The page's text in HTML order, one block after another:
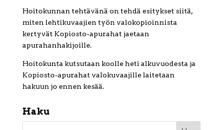
Hoitokunnan tehtävänä on tehdä esitykset siitä,
miten lehtikuvaajien työn valokopioinnista
kertyvät Kopiosto-apurahat jaetaan
apurahanhakijoille.
Hoitokunta kutsutaan koolle heti alkuvuodesta ja
Kopiosto-apurahat valokuvaajille laitetaan
hakuun jo ennen kesää.
Haku